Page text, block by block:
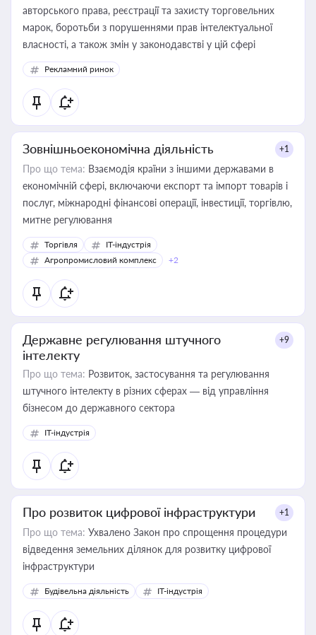
авторського права, реєстрації та захисту торговельних
марок, боротьби з порушеннями прав інтелектуальної
власності, а також змін у законодавстві у цій сфері
Рекламний ринок
Зовнішньоекономічна діяльність +1
Про що тема: Взаємодія країни з іншими державами в
економічній сфері, включаючи експорт та імпорт товарів і
послуг, міжнародні фінансові операції, інвестиції, торгівлю,
митне регулювання
Торгівля
IT-індустрія
Агропромисловий комплекс
+2
Державне регулювання штучного
інтелекту
+9
Про що тема: Розвиток, застосування та регулювання
штучного інтелекту в різних сферах — від управління
бізнесом до державного сектора
IT-індустрія
Про розвиток цифрової інфраструктури +1
Про що тема: Ухвалено Закон про спрощення процедури
відведення земельних ділянок для розвитку цифрової
інфраструктури
Будівельна діяльність IT-індустрія